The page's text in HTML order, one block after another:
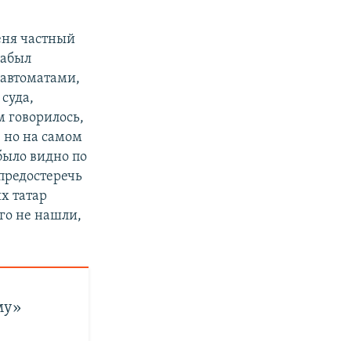
частный
говорилось,
но на самом
видно по
татар
не нашли,